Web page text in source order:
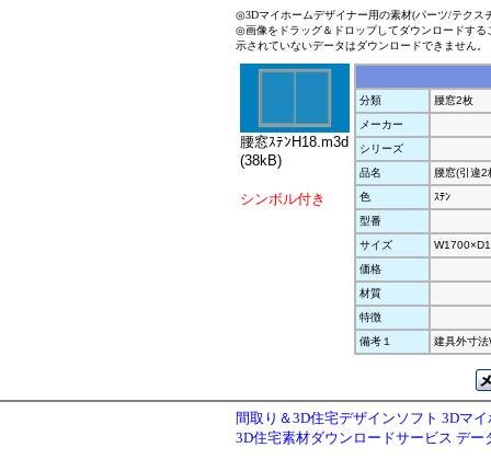
◎3Dマイホームデザイナー用の素材(パーツ/テクス
◎画像をドラッグ＆ドロップしてダウンロードす
示されていないデータはダウンロードできません。
腰窓ｽﾃﾝH18.m3d
(38kB)
シンボル付き
分類
腰窓2枚
メーカー
シリーズ
品名
腰窓(引違2
色
ｽﾃﾝ
型番
サイズ
価格
材質
特徴
備考１
建具外寸
間取り＆3D住宅デザインソフト 3Dマ
3D住宅素材ダウンロードサービス デー